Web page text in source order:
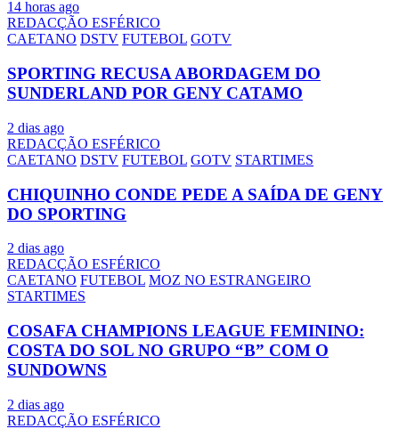
14 horas ago
REDACÇÃO ESFÉRICO
CAETANO DSTV FUTEBOL GOTV
SPORTING RECUSA ABORDAGEM DO
SUNDERLAND POR GENY CATAMO
2 dias ago
REDACÇÃO ESFÉRICO
CAETANO DSTV FUTEBOL GOTV STARTIMES
CHIQUINHO CONDE PEDE A SAÍDA DE GENY
DO SPORTING
2 dias ago
REDACÇÃO ESFÉRICO
CAETANO FUTEBOL MOZ NO ESTRANGEIRO
STARTIMES
COSAFA CHAMPIONS LEAGUE FEMININO:
COSTA DO SOL NO GRUPO “B” COM O
SUNDOWNS
2 dias ago
REDACÇÃO ESFÉRICO